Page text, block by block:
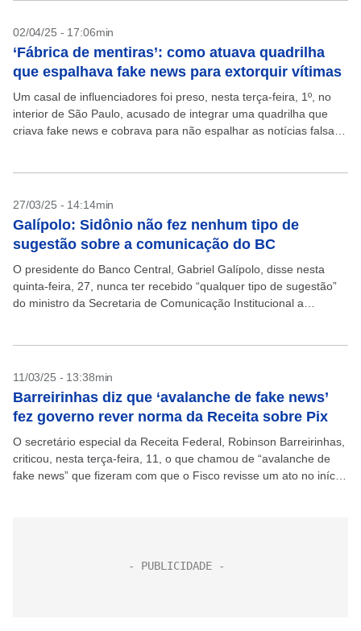
02/04/25 - 17:06min
‘Fábrica de mentiras’: como atuava quadrilha
que espalhava fake news para extorquir vítimas
Um casal de influenciadores foi preso, nesta terça-feira, 1º, no
interior de São Paulo, acusado de integrar uma quadrilha que
criava fake news e cobrava para não espalhar as notícias falsas
27/03/25 - 14:14min
Galípolo: Sidônio não fez nenhum tipo de
sugestão sobre a comunicação do BC
O presidente do Banco Central, Gabriel Galípolo, disse nesta
quinta-feira, 27, nunca ter recebido “qualquer tipo de sugestão”
do ministro da Secretaria de Comunicação Institucional a
11/03/25 - 13:38min
Barreirinhas diz que ‘avalanche de fake news’
fez governo rever norma da Receita sobre Pix
O secretário especial da Receita Federal, Robinson Barreirinhas,
criticou, nesta terça-feira, 11, o que chamou de “avalanche de
fake news” que fizeram com que o Fisco revisse um ato no início